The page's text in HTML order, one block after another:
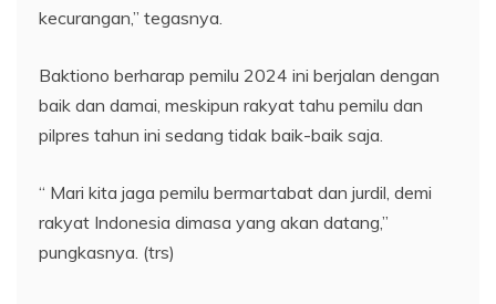
kecurangan,” tegasnya.
Baktiono berharap pemilu 2024 ini berjalan dengan
baik dan damai, meskipun rakyat tahu pemilu dan
pilpres tahun ini sedang tidak baik-baik saja.
“ Mari kita jaga pemilu bermartabat dan jurdil, demi
rakyat Indonesia dimasa yang akan datang,”
pungkasnya. (trs)